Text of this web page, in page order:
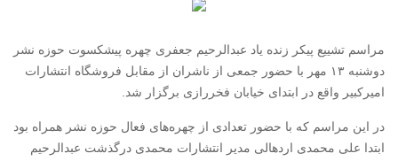
مراسم تشییع پیکر زنده یاد عبدالرحیم جعفری چهره پیشکسوت حوزه نشر
دوشنبه ۱۳ مهر با حضور جمعی از ناشران از مقابل فروشگاه انتشارات
امیرکبیر واقع در ابتدای خیابان فخررازی برگزار شد.
در این مراسم که با حضور تعدادی از چهره‌های فعال حوزه نشر همراه بود
ابتدا علی محمدی اردهالی مدیر انتشارات محمدی درگذشت عبدالرحیم